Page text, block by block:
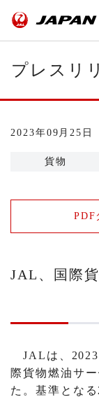
プレスリ
2023年09月25日
貨物
PDF
JAL、国際
JALは、2023
際貨物燃油サ
た。基準とな